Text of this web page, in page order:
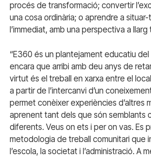
procés de transformació; convertir
una cosa ordinària; o aprendre a
l’immediat, amb una perspectiva a llarg
“E360 és un plantejament educatiu del
encara que arribi amb deu anys de
virtut és el treball en xarxa entre el
a partir de l’intercanvi d’un
permet conèixer experiències d’altres
aprenent tant dels que són semblants
diferents. Veus on ets i per on vas. Es
metodologia de treball comunitari que
l’escola, la societat i l’administració. A